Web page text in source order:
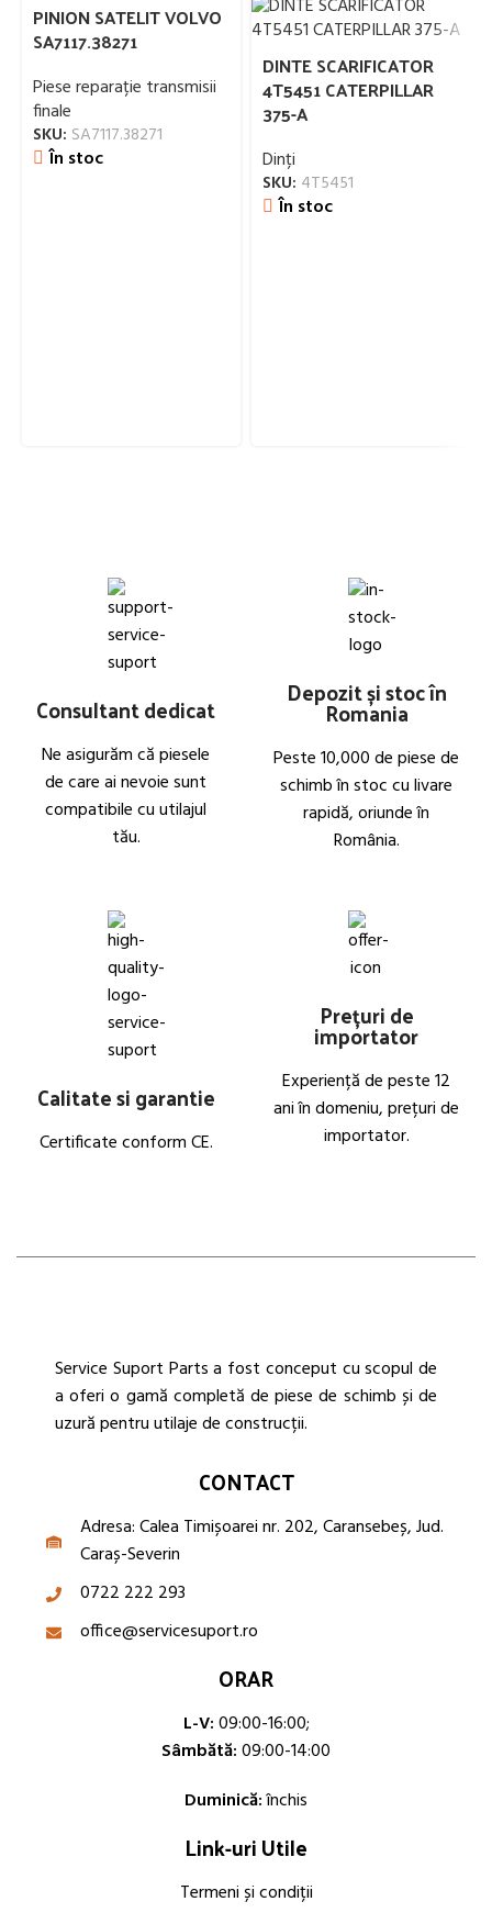
PINION SATELIT VOLVO
SA7117.38271
Piese reparație transmisii
finale
SKU: SA7117.38271
În stoc
DINTE SCARIFICATOR
4T5451 CATERPILLAR
375-A
Dinți
SKU: 4T5451
În stoc
Consultant dedicat
Ne asigurăm că piesele
de care ai nevoie sunt
compatibile cu utilajul
tău.
Depozit și stoc în
Romania
Peste 10,000 de piese de
schimb în stoc cu livare
rapidă, oriunde în
România.
Calitate si garantie
Certificate conform CE.
Prețuri de
importator
Experiență de peste 12
ani în domeniu, prețuri de
importator.
Service Suport Parts a fost conceput cu scopul de
a oferi o gamă completă de piese de schimb și de
uzură pentru utilaje de construcții.
CONTACT
Adresa: Calea Timișoarei nr. 202, Caransebeș, Jud.
Caraș-Severin
0722 222 293
office@servicesuport.ro
ORAR
L-V:09:00-16:00;
Sâmbătă:09:00-14:00
Duminică:închis
Link-uri Utile
Termeni și condiții